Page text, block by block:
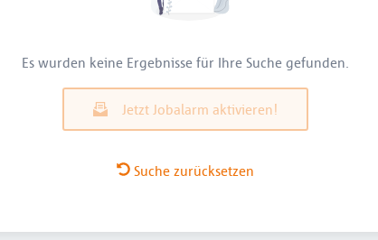
Es wurden keine Ergebnisse für Ihre Suche gefunden.
Jetzt Jobalarm aktivieren!
Suche zurücksetzen